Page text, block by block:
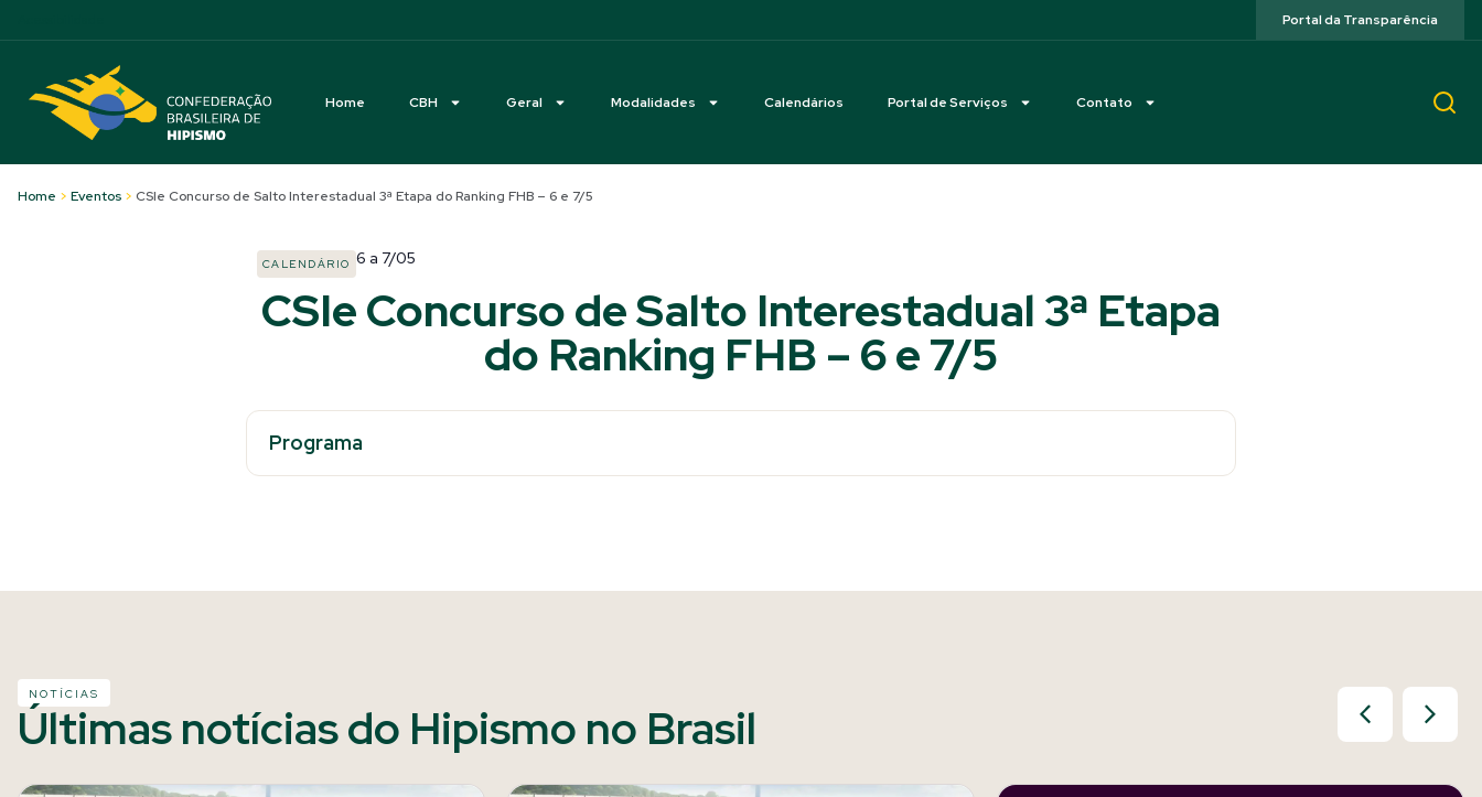
Portal da Transparência
Home CBH Geral Modalidades Calendários Portal de Serviços Contato
Home > Eventos > CSIe Concurso de Salto Interestadual 3ª Etapa do Ranking FHB – 6 e 7/5
CALENDÁRIO 6 a 7/05
CSIe Concurso de Salto Interestadual 3ª Etapa
do Ranking FHB – 6 e 7/5
Programa
NOTÍCIAS
Últimas notícias do Hipismo no Brasil